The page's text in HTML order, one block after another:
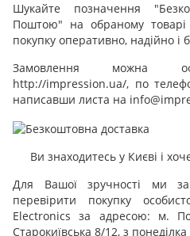
Шукайте позначення
Поштою" на обраному
покупку оперативно, надійно і
Замовлення можна
http://impression.ua/, по
написавши листа на
Ви знаходитесь у Києві і
Для Вашої зручності ми
перевірити покупку
Electronics за адресою: м.
Старокиївська 8/12, з